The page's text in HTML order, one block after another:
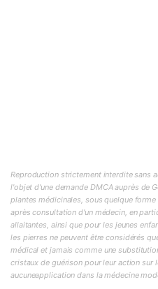
Reproduction strictement interdite sans
l'objet d'une demande DMCA auprès de
plantes médicinales, sous quelque
après consultation d'un médecin, en
allaitantes, ainsi que pour les jeunes
les pierres ne peuvent être considérés
médical et jamais comme une
cristaux de guérison pour leur action sur
aucuneapplication dans la médecine